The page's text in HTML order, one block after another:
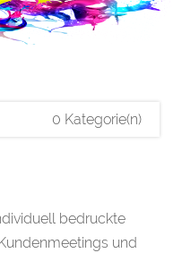
0 Kategorie(n)
bedruckte
und